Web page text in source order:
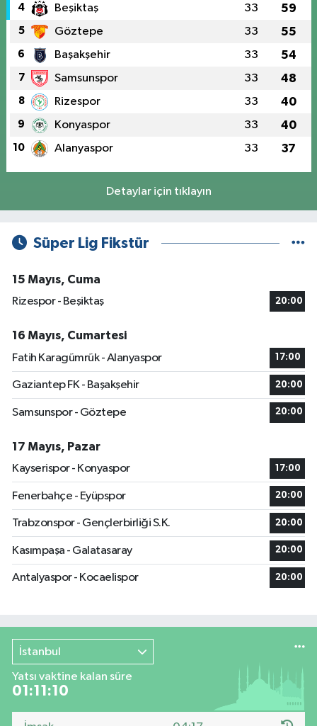
4 Beşiktaş 33 59
5 Göztepe 33 55
6 Başakşehir 33 54
7 Samsunspor 33 48
8 Rizespor 33 40
9 Konyaspor 33 40
10 Alanyaspor 33 37
Detaylar için tıklayın
Süper Lig Fikstür
15 Mayıs, Cuma
Rizespor - Beşiktaş
20:00
16 Mayıs, Cumartesi
Fatih Karagümrük - Alanyaspor
17:00
Gaziantep FK - Başakşehir 20:00
Samsunspor - Göztepe 20:00
17 Mayıs, Pazar
Kayserispor - Konyaspor
17:00
Fenerbahçe - Eyüpspor 20:00
Trabzonspor - Gençlerbirliği S.K. 20:00
Kasımpaşa - Galatasaray 20:00
Antalyaspor - Kocaelispor 20:00
İstanbul
Yatsı vaktine kalan süre
01:11:09